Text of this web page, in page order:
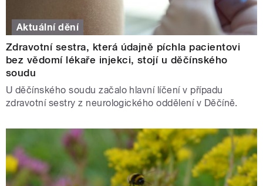
Aktuální dění
Zdravotní sestra, která údajně píchla pacientovi
bez vědomí lékaře injekci, stojí u děčínského
soudu
U děčínského soudu začalo hlavní líčení v případu
zdravotní sestry z neurologického oddělení v Děčíně.